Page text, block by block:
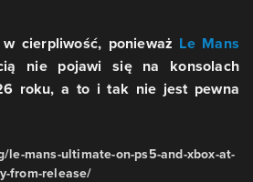
cierpliwość, ponieważ Le Mans
nie pojawi się na konsolach
roku, a to i tak nie jest pewna
mans-ultimate-on-ps5-and-xbox-at-
from-release/